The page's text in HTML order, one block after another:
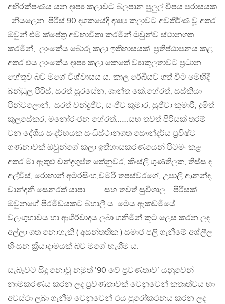
අභිරක්ෂණය යන දෘෂ්‍ය කලාවට බලපාන පුලුල් විෂය පරාසයක
නියලෙන පිරිස් 90 දශකයේදී දෘෂ්‍ය කලාවට අවතීර්ණ වූ අතර
ඔවුන් එම ක්ෂේත්‍ර අවභාවිතා කරමින් ඔවුන්ව ස්ථානගත
කරමින්, ලාංකේය බොරු කලා ඉතිහාසයක් ප්‍රතිෂ්ඨාපනය කළ
අතර එය ලාංකේය දෘෂ්‍ය කලා කෙතේ ව්‍යාකූලතාවට ප්‍රධාන
හේතුව බව මගේ විශ්වාසය ය. කාල රේඛීයව ගත් විට මෙහිදී
බන්ධුල පීරිස්, සරත් සූරසේන, ශාන්ත කේ.හේරත්, සස්කියා
පින්ටලොන්, සරත් චන්ද්‍රජීව, සංජීව කුමාර, සුජීවා කුමාරී, දුමිත්
කුලසේකර, මනෝරංජන හේරත්…….සහ තවත් පිරිසක් තරම්
වන දේශීය සංදර්භයක සංධිස්ථානගත සෞන්දර්ය ප්‍රවිෂ්ට
ගණනාවක් ඔවුන්ගේ කලා ඉතිහාසකරණයෙන් පිටමං කළ
අතර මා ඇතුළු චන්ද්‍රගුප්ත තේනුවර, කිංස්ලි ගුණතිලක, තිස්ස ද
අල්විස්, රොහාන් අමරසිංහ,චමරි තපස්වරගේ, උපාලි ආනන්ද,
චාන්දනී සෙනරත් යාපා …….. සහ තවත් සුවිශාල පිරිසක්
ඔවුනගේ පිරමිඩයකට බහාලී ය. මෙය ඇකඩමියේ
වලංගුභාවය හා ආශීර්වාදය ලබා ගනිමින් කූට ලෙස කරන ලද
අල්ලා ගත නොහැකි ( අසන්තතික ) සමාජ පලි ගැනීමේ අශ්ලීල
හිංසන ක්‍රියාදාමයක් බව මගේ හැගීම ය.
සැබෑවට සිදු නොවූ නමුත් ’90 වේ ප්‍රවණතාව’ යනුවෙන්
නාමකරණය කරන ලද ප්‍රවණතාවක් වෙනුවෙන් කතෘත්වය හා
අවස්ථා ලබා ගැනීම වෙනුවෙන් එය පුරෝකථනය කරන ලද